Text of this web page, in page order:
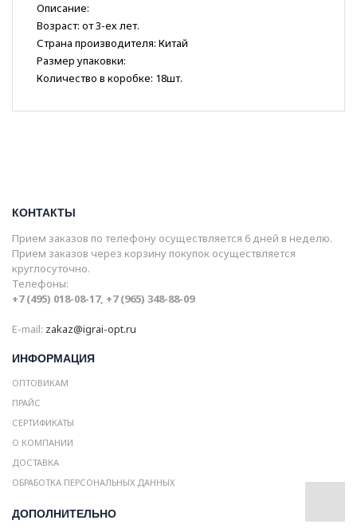
Описание:
Возраст: от 3-ех лет.
Страна производителя: Китай
Размер упаковки:
Количество в коробке: 18шт.
КОНТАКТЫ
Прием заказов по телефону осуществляется 6 дней в неделю.
Прием заказов через корзину покупок осуществляется
круглосуточно.
Телефоны:
+7 (495) 018-08-17, +7 (965) 348-88-09
E-mail: zakaz@igrai-opt.ru
ИНФОРМАЦИЯ
ОПТОВИКАМ
ПРАЙС
СЕРТИФИКАТЫ
О КОМПАНИИ
ДОСТАВКА
ОБРАБОТКА ПЕРСОНАЛЬНЫХ ДАННЫХ
ДОПОЛНИТЕЛЬНО